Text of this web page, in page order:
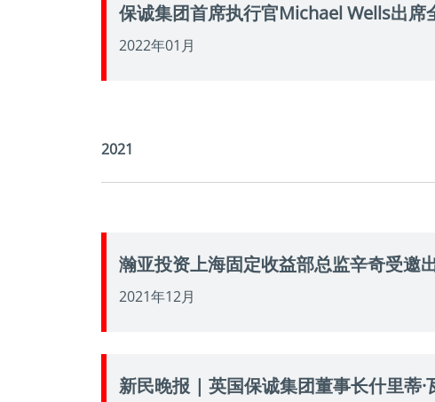
保诚集团首席执行官Michael Wells出
2022年01月
2021
瀚亚投资上海固定收益部总监辛奇受邀
2021年12月
新民晚报 | 英国保诚集团董事长什里蒂